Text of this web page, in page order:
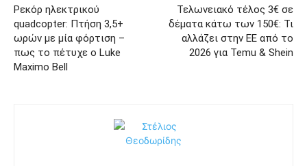
Ρεκόρ ηλεκτρικού
quadcopter: Πτήση 3,5+
ωρών με μία φόρτιση –
πως το πέτυχε ο Luke
Maximo Bell
Τελωνειακό τέλος 3€ σε
δέματα κάτω των 150€: Τι
αλλάζει στην ΕΕ από το
2026 για Temu & Shein